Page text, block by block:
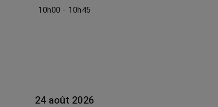
10h00 - 10h45
24 août 2026